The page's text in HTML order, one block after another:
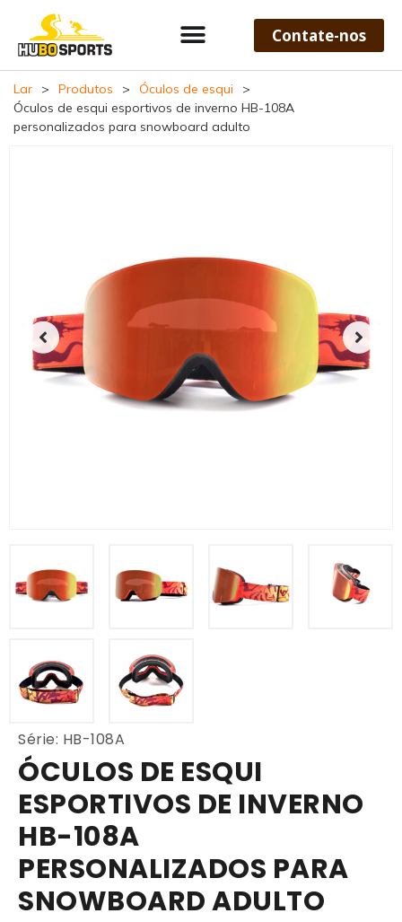
Contate-nos
Lar > Produtos > Óculos de esqui
>
Óculos de esqui esportivos de inverno HB-108A
personalizados para snowboard adulto
Série: HB-108A
ÓCULOS DE ESQUI
ESPORTIVOS DE INVERNO
HB-108A
PERSONALIZADOS PARA
SNOWBOARD ADULTO